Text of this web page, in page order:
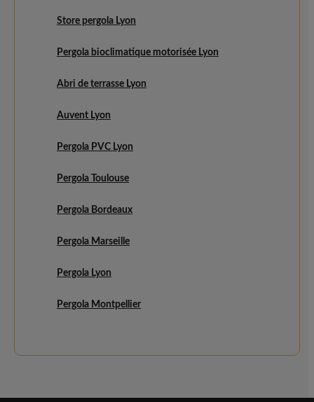
Store pergola Lyon
Pergola bioclimatique motorisée Lyon
Abri de terrasse Lyon
Auvent Lyon
Pergola PVC Lyon
Pergola Toulouse
Pergola Bordeaux
Pergola Marseille
Pergola Lyon
Pergola Montpellier